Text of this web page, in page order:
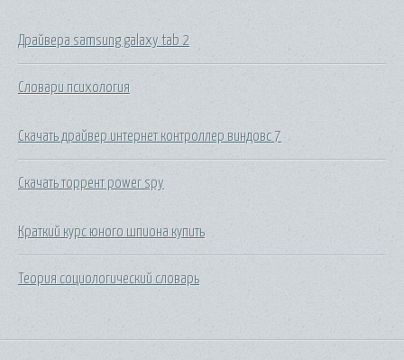
Драйвера samsung galaxy tab 2
Словари психология
Скачать драйвер интернет контроллер виндовс 7
Скачать торрент power spy
Краткий курс юного шпиона купить
Теория социологический словарь